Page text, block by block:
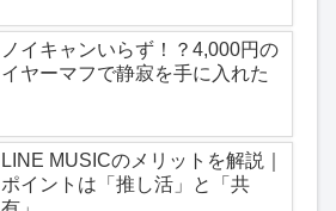
ノイキャンいらず！？4,000円の
イヤーマフで静寂を手に入れた
LINE MUSICのメリットを解説｜
ポイントは「推し活」と「共